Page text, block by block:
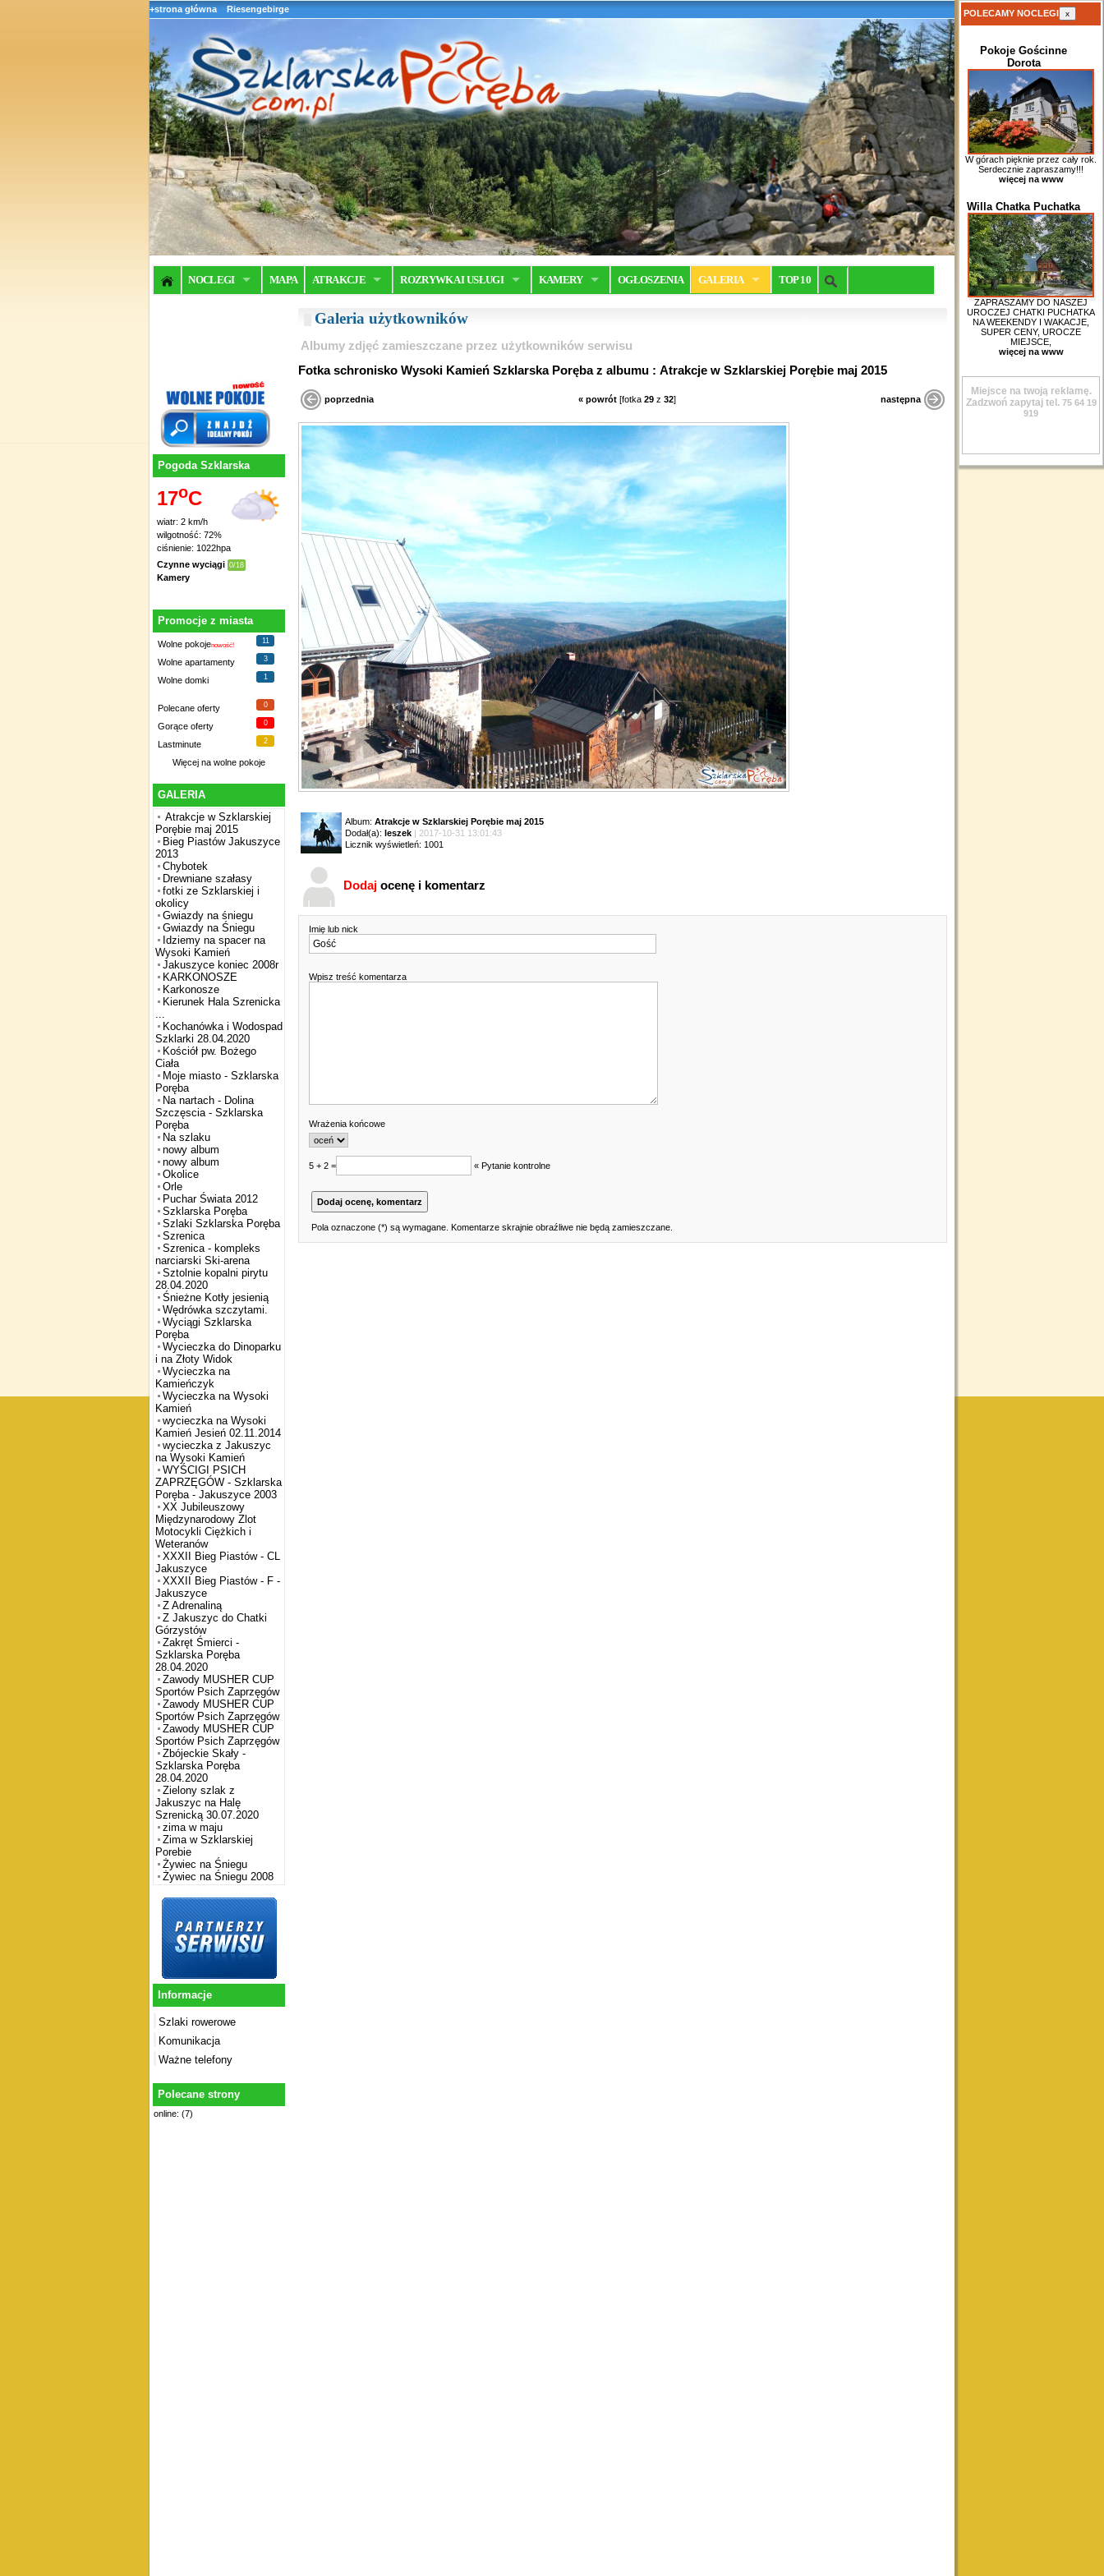
+strona główna Riesengebirge
NOCLEGI MAPA ATRAKCJE ROZRYWKA I USŁUGI KAMERY OGŁOSZENIA GALERIA TOP 10
Pogoda Szklarska
17oC
wiatr: 2 km/h
wilgotność: 72%
ciśnienie: 1022hpa
Czynne wyciągi 0/18
Kamery
Promocje z miasta
Wolne pokojenowość!
11
Wolne apartamenty 3
Wolne domki 1
Polecane oferty 0
Gorące oferty 0
Lastminute 2
Więcej na wolne pokoje
GALERIA
Atrakcje w Szklarskiej
Porębie maj 2015
Bieg Piastów Jakuszyce
2013
Chybotek
Drewniane szałasy
fotki ze Szklarskiej i
okolicy
Gwiazdy na śniegu
Gwiazdy na Śniegu
Idziemy na spacer na
Wysoki Kamień
Jakuszyce koniec 2008r
KARKONOSZE
Karkonosze
Kierunek Hala Szrenicka
...
Kochanówka i Wodospad
Szklarki 28.04.2020
Kościół pw. Bożego
Ciała
Moje miasto - Szklarska
Poręba
Na nartach - Dolina
Szczęscia - Szklarska
Poręba
Na szlaku
nowy album
nowy album
Okolice
Orle
Puchar Świata 2012
Szklarska Poręba
Szlaki Szklarska Poręba
Szrenica
Szrenica - kompleks
narciarski Ski-arena
Sztolnie kopalni pirytu
28.04.2020
Śnieżne Kotły jesienią
Wędrówka szczytami.
Wyciągi Szklarska
Poręba
Wycieczka do Dinoparku
i na Złoty Widok
Wycieczka na
Kamieńczyk
Wycieczka na Wysoki
Kamień
wycieczka na Wysoki
Kamień Jesień 02.11.2014
wycieczka z Jakuszyc
na Wysoki Kamień
WYŚCIGI PSICH
ZAPRZĘGÓW - Szklarska
Poręba - Jakuszyce 2003
XX Jubileuszowy
Międzynarodowy Zlot
Motocykli Ciężkich i
Weteranów
XXXII Bieg Piastów - CL
Jakuszyce
XXXII Bieg Piastów - F -
Jakuszyce
Z Adrenaliną
Z Jakuszyc do Chatki
Górzystów
Zakręt Śmierci -
Szklarska Poręba
28.04.2020
Zawody MUSHER CUP
Sportów Psich Zaprzęgów
Zawody MUSHER CUP
Sportów Psich Zaprzęgów
Zawody MUSHER CUP
Sportów Psich Zaprzęgów
Zbójeckie Skały -
Szklarska Poręba
28.04.2020
Zielony szlak z
Jakuszyc na Halę
Szrenicką 30.07.2020
zima w maju
Zima w Szklarskiej
Porebie
Żywiec na Śniegu
Żywiec na Śniegu 2008
Informacje
Szlaki rowerowe
Komunikacja
Ważne telefony
Polecane strony
online: (7)
Galeria użytkowników
Albumy zdjęć zamieszczane przez użytkowników serwisu
Fotka schronisko Wysoki Kamień Szklarska Poręba z albumu : Atrakcje w Szklarskiej Porębie maj 2015
poprzednia « powrót [fotka 29 z 32] następna
Album: Atrakcje w Szklarskiej Porębie maj 2015
Dodał(a): leszek | 2017-10-31 13:01:43
Licznik wyświetleń: 1001
Dodaj ocenę i komentarz
Imię lub nick
Wpisz treść komentarza
Wrażenia końcowe
5 + 2 = « Pytanie kontrolne
Pola oznaczone (*) są wymagane. Komentarze skrajnie obraźliwe nie będą zamieszczane.
POLECAMY NOCLEGI x
Pokoje Gościnne
Dorota
W górach pięknie przez cały rok.
Serdecznie zapraszamy!!!
więcej na www
Willa Chatka Puchatka
ZAPRASZAMY DO NASZEJ
UROCZEJ CHATKI PUCHATKA
NA WEEKENDY I WAKACJE,
SUPER CENY, UROCZE
MIEJSCE,
więcej na www
Miejsce na twoją reklamę.
Zadzwoń zapytaj tel. 75 64 19
919